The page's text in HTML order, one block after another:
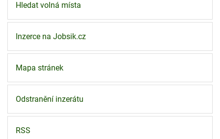
Hledat volná místa
Inzerce na Jobsik.cz
Mapa stránek
Odstranění inzerátu
RSS